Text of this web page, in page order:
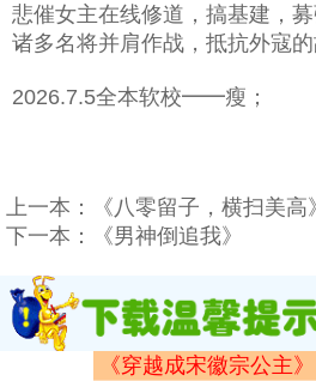
悲催女主在线修道，搞基建，
诸多名将并肩作战，抵抗外寇
2026.7.5全本软校━━瘦；
上一本：
《八零留子，横扫美高》
下一本：
《男神倒追我》
《穿越成宋徽宗公主》